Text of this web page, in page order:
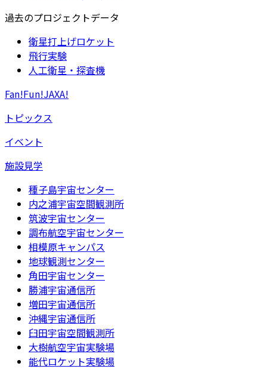
過去のプロジェクトデータ
衛星打上げロケット
飛行実験
人工衛星・探査機
Fan!Fun!JAXA!
トピックス
イベント
施設見学
種子島宇宙センター
内之浦宇宙空間観測所
筑波宇宙センター
調布航空宇宙センター
相模原キャンパス
地球観測センター
角田宇宙センター
勝浦宇宙通信所
増田宇宙通信所
沖縄宇宙通信所
臼田宇宙空間観測所
大樹航空宇宙実験場
能代ロケット実験場